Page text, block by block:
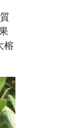
榕